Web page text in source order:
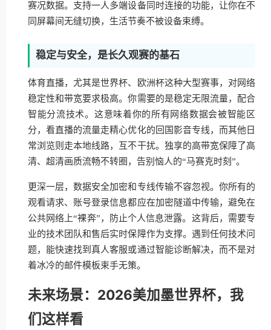
赛况数据。支持一人多端设备同时连接的功能，让你在不
同屏幕间无缝切换，生活节奏不被设备束缚。
稳定与安全，是长久观赛的基石
体育直播，尤其是世界杯、欧洲杯这种大型赛事，对网络
稳定性和带宽要求极高。你需要的是稳定无限流量，配合
智能分流技术。这意味着你的所有网络数据会被智能区
分，看直播的流量走精心优化的回国影音专线，而其他日
常浏览则走本地线路，互不干扰。独享的高带宽保障了高
清、超清画质流畅不转圈，告别恼人的“马赛克时刻”。
更深一层，数据安全加密和专线传输不容忽视。你所有的
观看请求、账号登录信息都应在加密隧道中传输，避免在
公共网络上“裸奔”，防止个人信息泄露。这背后，需要专
业的技术团队和售后实时保障作为支撑。遇到任何技术问
题，能快速找到真人客服或通过智能诊断解决，而不是对
着冰冷的邮件模板束手无策。
未来场景：2026美加墨世界杯，我
们这样看